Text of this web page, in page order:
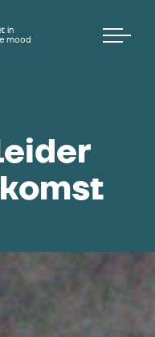
in
mood